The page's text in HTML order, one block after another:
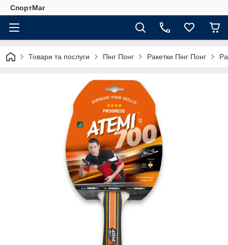
СпортМаг
Товари та послуги Пінг Понг Ракетки Пінг Понг